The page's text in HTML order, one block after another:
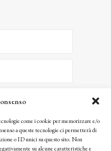
come i cookie per memorizzare e/o
a queste tecnologie ci permetterà di
o ID unici su questo sito. Non
su alcune caratteristiche e
informazioni saranno trattate